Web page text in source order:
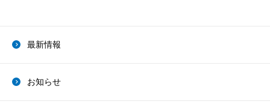
最新情報
お知らせ